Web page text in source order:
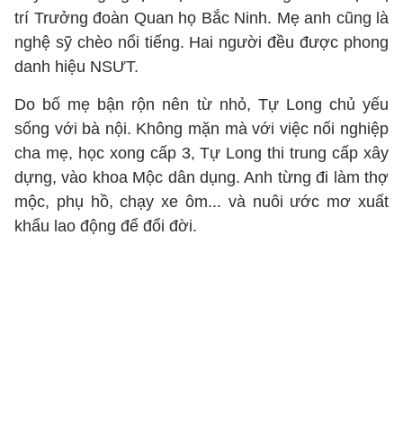
trí Trưởng đoàn Quan họ Bắc Ninh. Mẹ anh cũng là
nghệ sỹ chèo nổi tiếng. Hai người đều được phong
danh hiệu NSƯT.
Do bố mẹ bận rộn nên từ nhỏ, Tự Long chủ yếu
sống với bà nội. Không mặn mà với việc nối nghiệp
cha mẹ, học xong cấp 3, Tự Long thi trung cấp xây
dựng, vào khoa Mộc dân dụng. Anh từng đi làm thợ
mộc, phụ hồ, chạy xe ôm... và nuôi ước mơ xuất
khẩu lao động để đổi đời.